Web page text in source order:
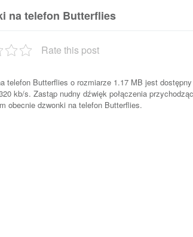
na telefon Butterflies
Rate this post
telefon Butterflies o rozmiarze 1.17 MB jest
kb/s. Zastąp nudny dźwięk połączenia
obecnie dzwonki na telefon Butterflies.